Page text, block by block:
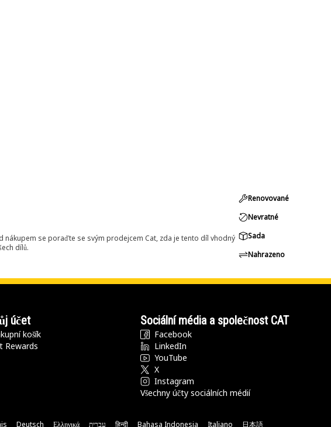
nákupem se poraďte se svým prodejcem Cat, zda je tento díl vhodný
dílů.
Renovované
Nevratné
Sada
Nahrazeno
účet
košík
Rewards
Sociální média a společnost CAT
Facebook
LinkedIn
YouTube
X
Instagram
Všechny účty sociálních médií
Deutsch Ελληνικά עברית हिन्दी Bahasa Indonesia Italiano 日本語